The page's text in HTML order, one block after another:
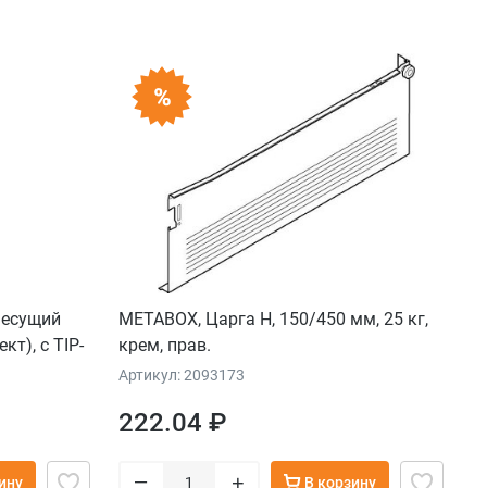
с TIP-
METABOX, Царга H, 150/450 мм, 25 кг,
крем, прав.
Артикул: 2093173
222.04 ₽
– + В корзину